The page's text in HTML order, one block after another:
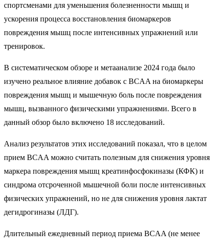
спортсменами для уменьшения болезненности мышц и
ускорения процесса восстановления биомаркеров
повреждения мышц после интенсивных упражнений или
тренировок.
В систематическом обзоре и метаанализе 2024 года было
изучено реальное влияние добавок с BCAA на биомаркеры
повреждения мышц и мышечную боль после повреждения
мышц, вызванного физическими упражнениями. Всего в
данный обзор было включено 18 исследований.
Анализ результатов этих исследований показал, что в целом
прием BCAA можно считать полезным для снижения уровня
маркера повреждения мышц креатинфосфокиназы (КФК) и
синдрома отсроченной мышечной боли после интенсивных
физических упражнений, но не для снижения уровня лактат
дегидрогиназы (ЛДГ).
Длительный ежедневный период приема BCAA (не менее